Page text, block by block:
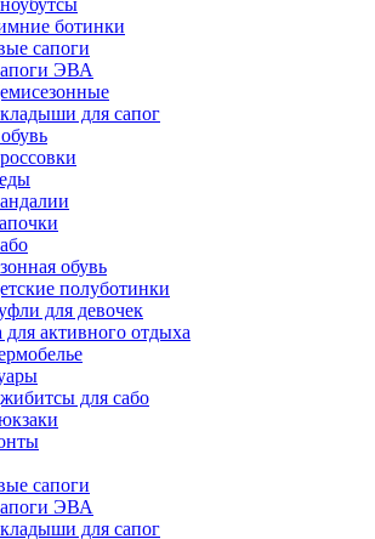
ботинки
сапоги
ЭВА
для сапог
обувь
полуботинки
для девочек
активного отдыха
для сабо
сапоги
ЭВА
для сапог